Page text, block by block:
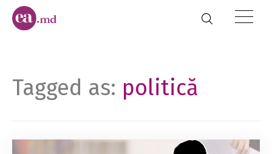
Tagged as: politică